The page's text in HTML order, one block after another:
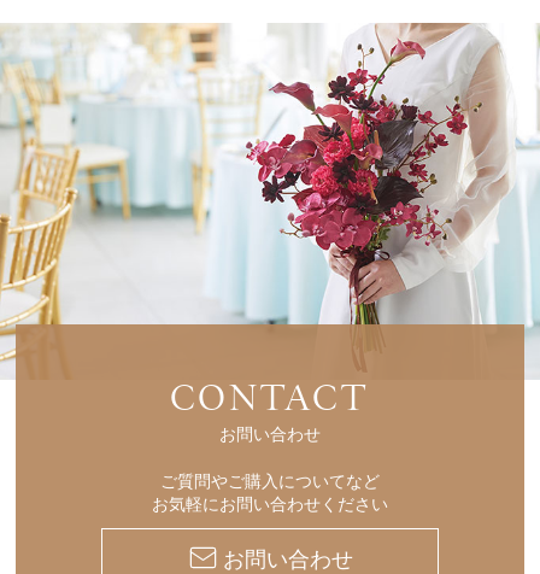
CONTACT
お問い合わせ
ご質問やご購入についてなど
お気軽にお問い合わせください
お問い合わせ